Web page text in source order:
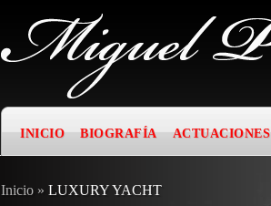
INICIO BIOGRAFÍA ACTUACIONES
Inicio » LUXURY YACHT